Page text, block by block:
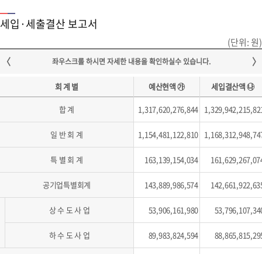
세입·세출결산 보고서
(단위: 원)
회 계 별 예산현액 ㉮ 세입결산액 ㉯
합 계 1,317,620,276,844
일 반 회 계 1,154,481,122,810
특 별 회 계 163,139,154,034
공기업특별회계 143,889,986,574
상 수 도 사 업 53,906,161,980
하 수 도 사 업 89,983,824,594